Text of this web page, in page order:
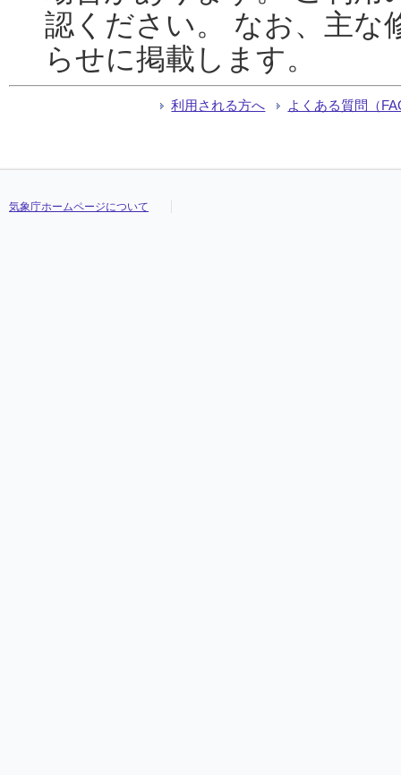
認ください。 なお、主な
らせに掲載します。
利用される方へ よくある質問（
気象庁ホームページについて